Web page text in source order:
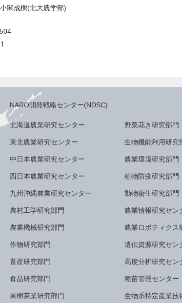
関成樹(北大農学部)
NARO開発戦略センター(NDSC)
北海道農業研究センター
東北農業研究センター
中日本農業研究センター
西日本農業研究センター
九州沖縄農業研究センター
農村工学研究部門
農業機械研究部門
作物研究部門
畜産研究部門
食品研究部門
果樹茶業研究部門
野菜花き研究部門
生物機能利用研究
農業環境研究部門
植物防疫研究部門
動物衛生研究部門
農業情報研究セン
農業ロボティクス
遺伝資源研究セン
高度分析研究セン
種苗管理センター
生物系特定産業技